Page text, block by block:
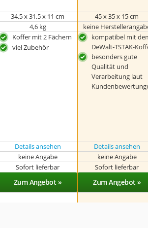
34,5 x 31,5 x 11 cm 45 x 35 x 15 cm
4,6 kg keine
Koffer mit 2 Fächern
viel Zubehör
kompatibel mit
DeWalt-TSTAK-
besonders gute
Qualität und
Verarbeitung laut
Details ansehen Details ansehen
keine Angabe keine Angabe
Sofort lieferbar Sofort lieferbar
Zum Angebot » Zum Angebot »